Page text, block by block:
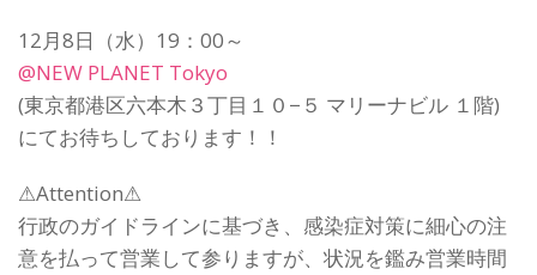
12月8日（水）19：00～
@NEW PLANET Tokyo
(東京都港区六本木３丁目１０−５ マリーナビル １階)
にてお待ちしております！！
⚠Attention⚠
行政のガイドラインに基づき、感染症対策に細心の注
意を払って営業して参りますが、状況を鑑み営業時間